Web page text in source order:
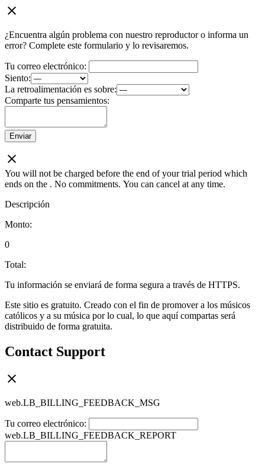
¿Encuentra algún problema con nuestro reproductor o informa un
error? Complete este formulario y lo revisaremos.
Tu correo electrónico:
Siento:
La retroalimentación es sobre:
Comparte tus pensamientos:
Enviar
You will not be charged before the end of your trial period which
ends on the . No commitments. You can cancel at any time.
Descripción
Monto:
0
Total:
Tu información se enviará de forma segura a través de HTTPS.
Este sitio es gratuito. Creado con el fin de promover a los músicos
católicos y a su música por lo cual, lo que aquí compartas será
distribuido de forma gratuita.
Contact Support
web.LB_BILLING_FEEDBACK_MSG
Tu correo electrónico:
web.LB_BILLING_FEEDBACK_REPORT